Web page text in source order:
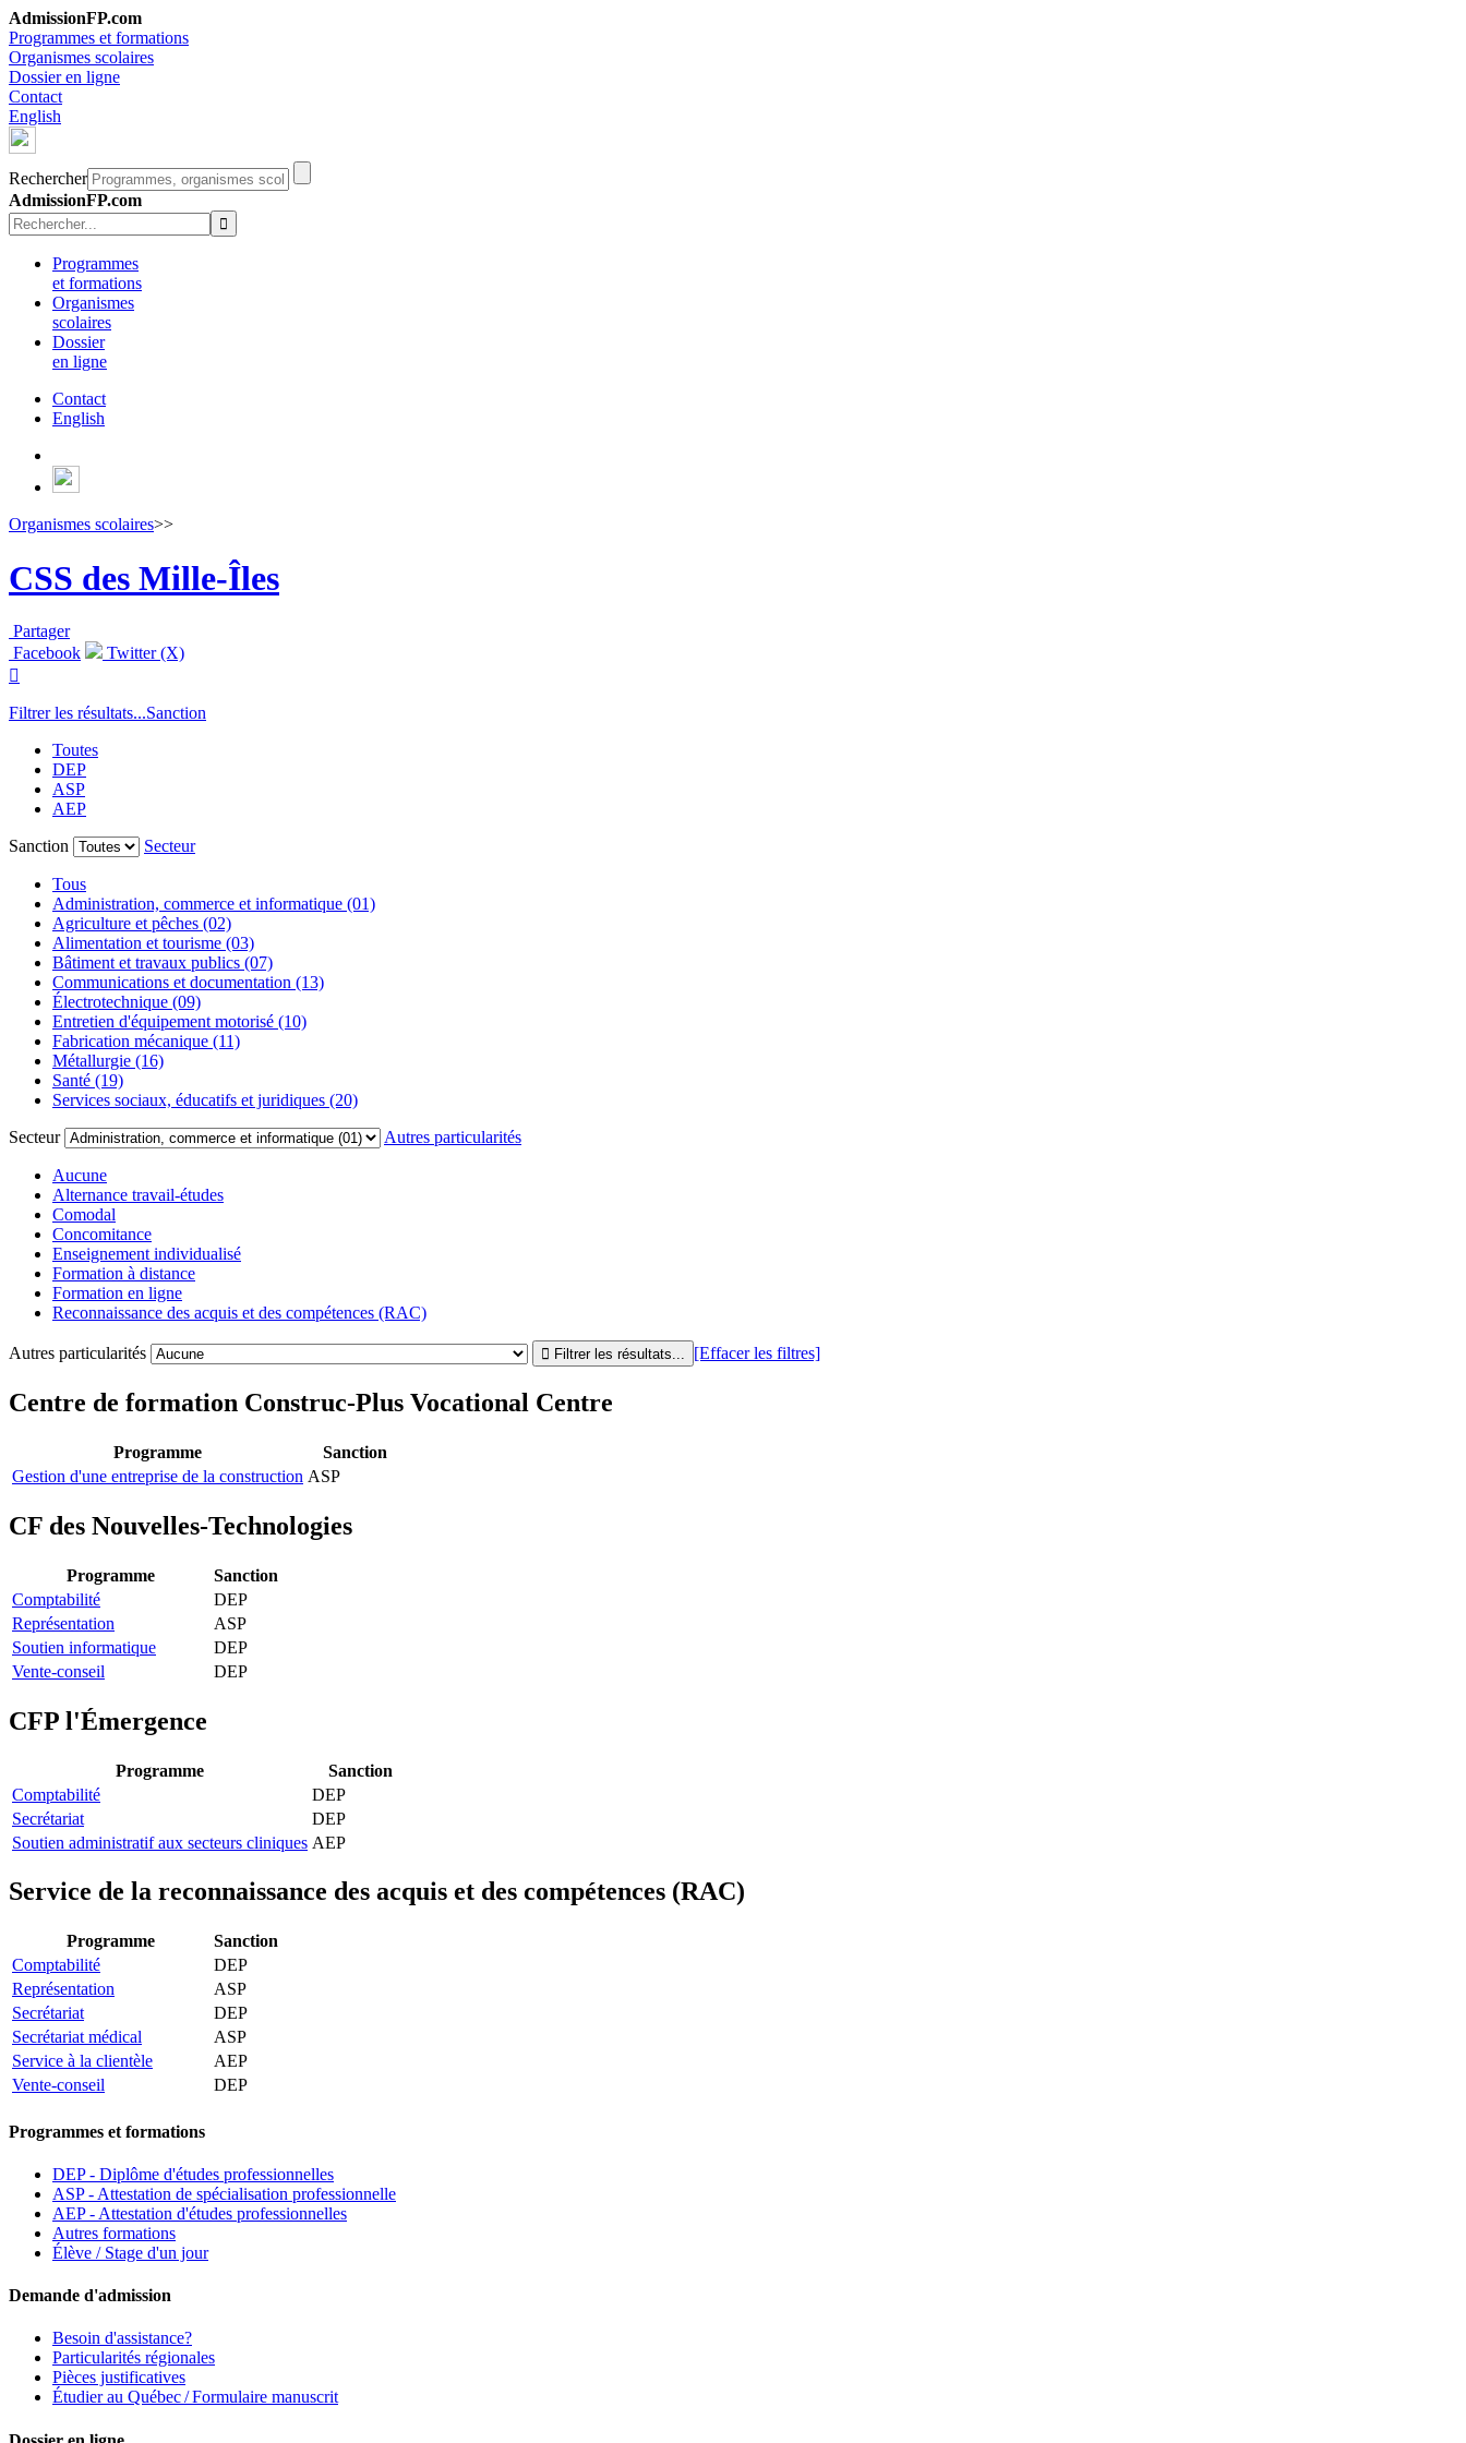
AdmissionFP.com
Programmes et formations
Organismes scolaires
Dossier en ligne
Contact
English
Rechercher
AdmissionFP.com
Programmes
et formations
Organismes
scolaires
Dossier
en ligne
Contact
English
Organismes scolaires>>
CSS des Mille-Îles
Partager
Facebook
Twitter (X)

Filtrer les résultats...Sanction
Toutes
DEP
ASP
AEP
Sanction
Secteur
Tous
Administration, commerce et informatique (01)
Agriculture et pêches (02)
Alimentation et tourisme (03)
Bâtiment et travaux publics (07)
Communications et documentation (13)
Électrotechnique (09)
Entretien d'équipement motorisé (10)
Fabrication mécanique (11)
Métallurgie (16)
Santé (19)
Services sociaux, éducatifs et juridiques (20)
Secteur
Autres particularités
Aucune
Alternance travail-études
Comodal
Concomitance
Enseignement individualisé
Formation à distance
Formation en ligne
Reconnaissance des acquis et des compétences (RAC)
Autres particularités [Effacer les filtres]
Centre de formation Construc-Plus Vocational Centre
Programme
Sanction
Gestion d'une entreprise de la construction ASP
CF des Nouvelles-Technologies
Programme
Sanction
Comptabilité
DEP
Représentation
ASP
Soutien informatique
DEP
Vente-conseil
DEP
CFP l'Émergence
Programme
Sanction
Comptabilité
DEP
Secrétariat
DEP
Soutien administratif aux secteurs cliniques AEP
Service de la reconnaissance des acquis et des compétences (RAC)
Programme
Sanction
Comptabilité
DEP
Représentation
ASP
Secrétariat
DEP
Secrétariat médical
ASP
Service à la clientèle
AEP
Vente-conseil
DEP
Programmes et formations
DEP - Diplôme d'études professionnelles
ASP - Attestation de spécialisation professionnelle
AEP - Attestation d'études professionnelles
Autres formations
Élève / Stage d'un jour
Demande d'admission
Besoin d'assistance?
Particularités régionales
Pièces justificatives
Étudier au Québec / Formulaire manuscrit